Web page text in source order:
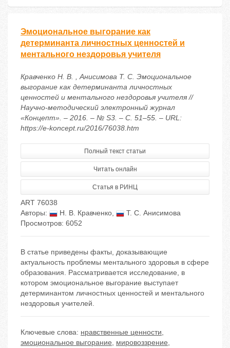
Эмоциональное выгорание как
детерминанта личностных ценностей и
ментального нездоровья учителя
Кравченко Н. В. , Анисимова Т. С. Эмоциональное
выгорание как детерминанта личностных
ценностей и ментального нездоровья учителя //
Научно-методический электронный журнал
«Концепт». – 2016. – № S3. – С. 51–55. – URL:
https://e-koncept.ru/2016/76038.htm
Полный текст статьи
Читать онлайн
Статья в РИНЦ
ART 76038
Авторы:
Н. В. Кравченко,
Т. С. Анисимова
Просмотров: 6052
В статье приведены факты, доказывающие
актуальность проблемы ментального здоровья в сфере
образования. Рассматривается исследование, в
котором эмоциональное выгорание выступает
детерминантом личностных ценностей и ментального
нездоровья учителей.
Ключевые слова: нравственные ценности,
эмоциональное выгорание, мировоззрение,